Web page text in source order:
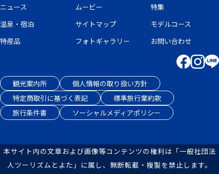
ニュース
ムービー
特集
温泉・宿泊
サイトマップ
モデルコース
特産品
フォトギャラリー お問い合わせ
観光案内所
個人情報の取り扱い方針
特定商取引に基づく表記
標準旅行業約款
旅行条件書
ソーシャルメディアポリシー
本サイト内の文章および画像等コンテンツの権利は「一般社団法
人ツーリズムとよた」に属し、無断転載・複製を禁止します。